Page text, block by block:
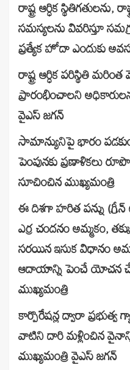
రాష్ట్ర ఆర్ధిక స్థితిగతులను,
సమస్యలను వివరిస్తూ
ప్రత్యేక హోదా ఎందుకు
రాష్ట్ర ఆర్ధిక పరిస్థితి
ప్రారంభించాలని
వైఎస్ జగన్
సామాన్యునిపై భారం
పెంపునకు ప్రణాళికలు
సూచించిన ముఖ్యమంత్రి
ఈ దిశగా హరిత పన్ను (గ్రీన్
ఎర్ర చందనం అమ్మకం,
సరయిన ఇసుక విధానం
ఆదాయాన్ని పెంచే యోచన
ముఖ్యమంత్రి
కార్పొరేషన్ల ద్వారా ప్రభుత్వ
వాటిని దారి మళ్లించిన
ముఖ్యమంత్రి వైఎస్ జగన్